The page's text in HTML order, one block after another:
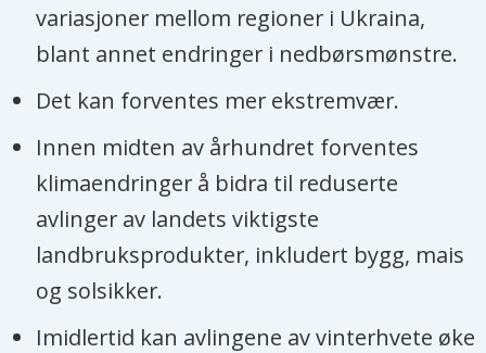
variasjoner mellom regioner i Ukraina,
blant annet endringer i nedbørsmønstre.
Det kan forventes mer ekstremvær.
Innen midten av århundret forventes
klimaendringer å bidra til reduserte
avlinger av landets viktigste
landbruksprodukter, inkludert bygg, mais
og solsikker.
Imidlertid kan avlingene av vinterhvete øke